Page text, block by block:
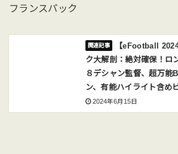
フランスパック
【eFootball
ク大解剖：絶対確保！ロ
８デシャン監督、超万能
ン、有能ハイライト含め
2024年6月15日